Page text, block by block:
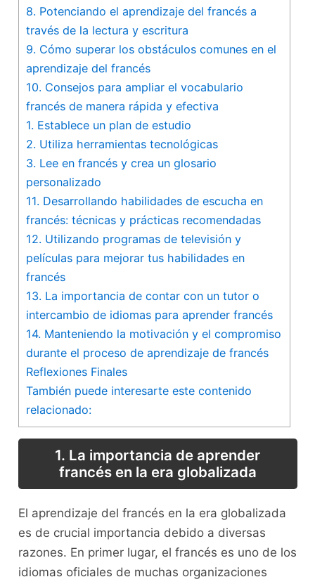
8. Potenciando el aprendizaje del francés a
través de la lectura y ⁣escritura
9. Cómo superar los obstáculos comunes en el
aprendizaje del francés
10. Consejos para ampliar el vocabulario
francés ⁤de manera rápida y efectiva
1. Establece un plan de ​estudio
2. Utiliza herramientas tecnológicas
3. Lee en francés ⁢y crea ​un glosario
personalizado
11.⁣ Desarrollando habilidades⁢ de escucha ⁣en
francés: técnicas y prácticas recomendadas
12. ​Utilizando programas de televisión y
películas para mejorar tus ‍habilidades en
francés
13. La importancia de contar con un ‍tutor o
intercambio de idiomas ‌para⁣ aprender francés
14. Manteniendo ⁤la motivación y​ el​ compromiso
durante el proceso‍ de aprendizaje de francés
Reflexiones Finales
También puede interesarte este contenido
relacionado:
1. La​ importancia de aprender
francés en la era globalizada
El aprendizaje ⁢del francés en la‌ era globalizada
es de crucial ⁣importancia debido⁣ a diversas
⁢razones.⁤ En primer⁢ lugar, el francés es⁢ uno de los
⁤idiomas oficiales de muchas organizaciones